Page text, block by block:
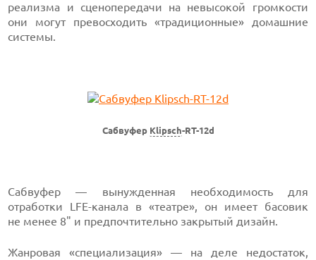
реализма и сценопередачи на невысокой громкости
они могут превосходить «традиционные» домашние
системы.
Сабвуфер Klipsch-RT-12d
Сабвуфер — вынужденная необходимость для
отработки LFE-канала в «театре», он имеет басовик
не менее 8" и предпочтительно закрытый дизайн.
Жанровая «специализация» — на деле недостаток,